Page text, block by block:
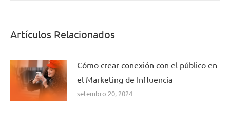
Artículos Relacionados
Cómo crear conexión con el público en
el Marketing de Influencia
setembro 20, 2024